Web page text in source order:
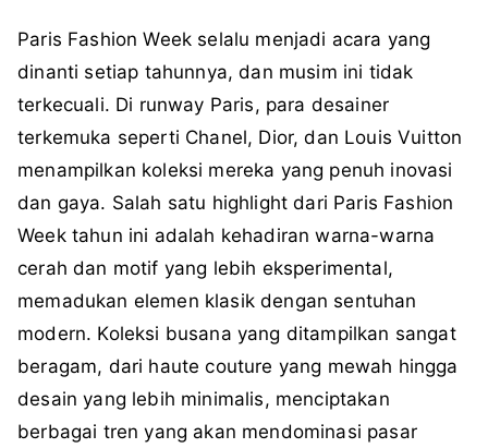
Paris Fashion Week selalu menjadi acara yang
dinanti setiap tahunnya, dan musim ini tidak
terkecuali. Di runway Paris, para desainer
terkemuka seperti Chanel, Dior, dan Louis Vuitton
menampilkan koleksi mereka yang penuh inovasi
dan gaya. Salah satu highlight dari Paris Fashion
Week tahun ini adalah kehadiran warna-warna
cerah dan motif yang lebih eksperimental,
memadukan elemen klasik dengan sentuhan
modern. Koleksi busana yang ditampilkan sangat
beragam, dari haute couture yang mewah hingga
desain yang lebih minimalis, menciptakan
berbagai tren yang akan mendominasi pasar